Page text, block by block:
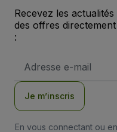
Recevez les
des offres
:
e-
Je m’inscris
En vous connectant ou